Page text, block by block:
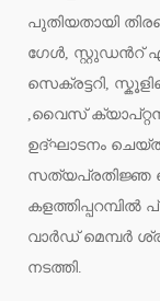
പുതിയതായി
ഗേൾ, സ്റ്റുഡൻറ്
സെക്രട്ടറി,
,വൈസ്
ഉദ്ഘാടനം
സത്യപ്രതിജ്ഞ
വാർഡ് മെമ്പർ
നടത്തി.